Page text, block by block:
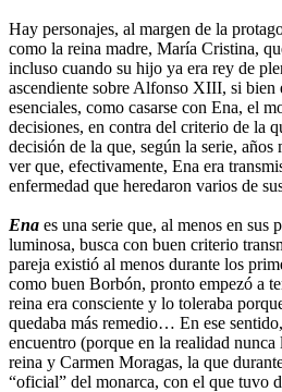
Hay personajes, al margen de la
como la reina madre, María Cristina,
incluso cuando su hijo ya era rey de
ascendiente sobre Alfonso XIII, si bien
esenciales, como casarse con Ena, el
decisiones, en contra del criterio de la
decisión de la que, según la serie, años
ver que, efectivamente, Ena era
enfermedad que heredaron varios de
Ena es una serie que, al menos en sus
luminosa, busca con buen criterio
pareja existió al menos durante los
como buen Borbón, pronto empezó a
reina era consciente y lo toleraba
quedaba más remedio… En ese
encuentro (porque en la realidad
reina y Carmen Moragas, la que
“oficial” del monarca, con el que tuvo